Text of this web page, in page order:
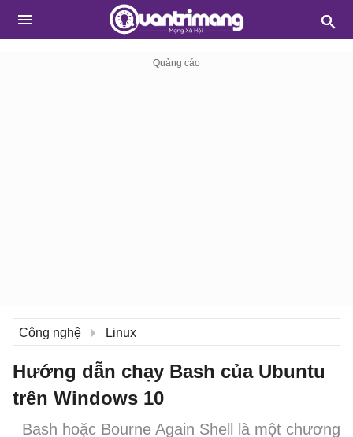
Công nghệ Linux
Hướng dẫn chạy Bash của Ubuntu
trên Windows 10
Bash hoặc Bourne Again Shell là một chương